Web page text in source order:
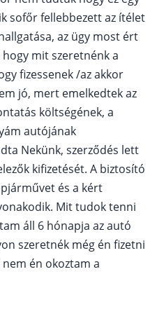
sofőr fellebbezett az ítélet
az ügy most ért
mit szeretnénk a
fizessenek /az akkor
jó, mert emelkedtek az
költségének, a
autójának
Nekünk, szerződés lett
kifizetését. A biztosító
és a kért
Mit tudok tenni
áll 6 hónapja az autó
szeretnék még én fizetni
én okoztam a